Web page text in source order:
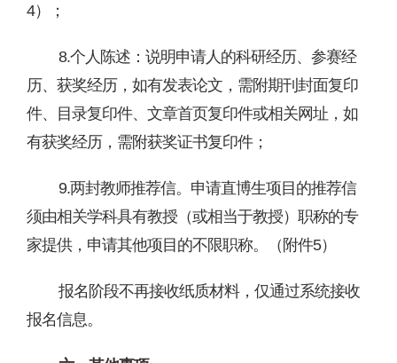
4）；
8.个人陈述：说明申请人的科研经历、参赛经
历、获奖经历，如有发表论文，需附期刊封面复印
件、目录复印件、文章首页复印件或相关网址，如
有获奖经历，需附获奖证书复印件；
9.两封教师推荐信。申请直博生项目的推荐信
须由相关学科具有教授（或相当于教授）职称的专
家提供，申请其他项目的不限职称。（附件5）
报名阶段不再接收纸质材料，仅通过系统接收
报名信息。